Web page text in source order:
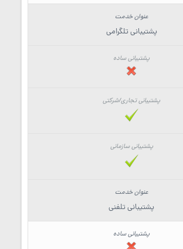
پشتیبانی تلگرامی
پشتیبانی تلفنی